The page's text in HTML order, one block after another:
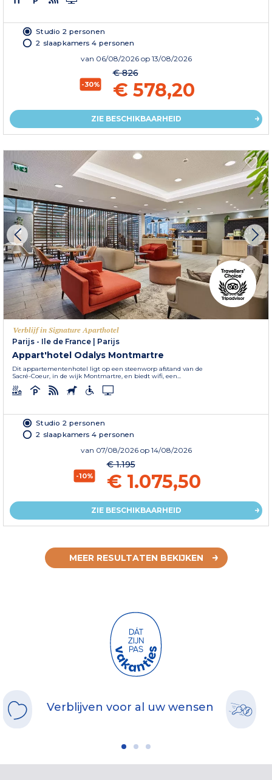
Studio 2 personen
2 slaapkamers 4 personen
van 06/08/2026 op 13/08/2026
-30%
€ 826
€ 578,20
ZIE BESCHIKBAARHEID
Verblijf in Signature Aparthotel
Parijs - Ile de France | Parijs
Appart'hotel Odalys Montmartre
Dit appartementenhotel ligt op een steenworp afstand van de
Sacré-Coeur, in de wijk Montmartre, en biedt wifi, een...
Studio 2 personen
2 slaapkamers 4 personen
van 07/08/2026 op 14/08/2026
-10%
€ 1.195
€ 1.075,50
ZIE BESCHIKBAARHEID
MEER RESULTATEN BEKIJKEN
Verblijven voor al uw wensen